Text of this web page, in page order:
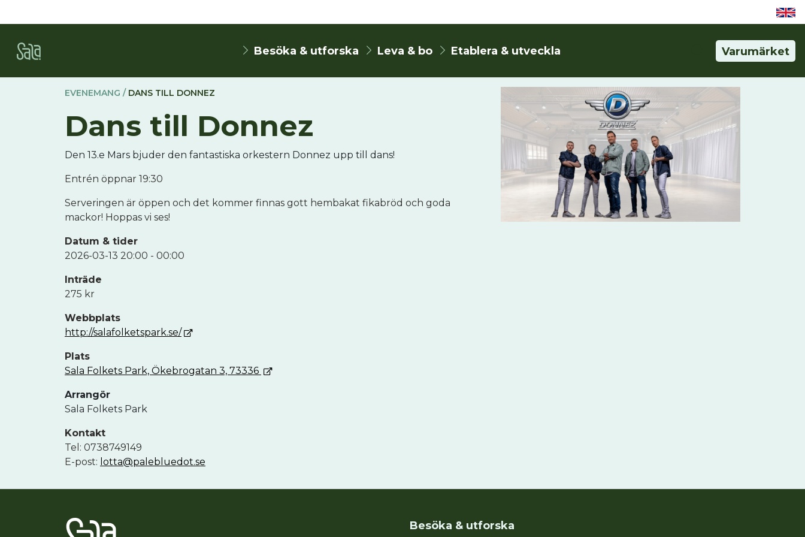
Besöka & utforska Leva & bo Etablera & utveckla Varumärket
EVENEMANG / DANS TILL DONNEZ
Dans till Donnez
Den 13.e Mars bjuder den fantastiska orkestern Donnez upp till dans!
Entrén öppnar 19:30
Serveringen är öppen och det kommer finnas gott hembakat fikabröd och goda
mackor! Hoppas vi ses!
Datum & tider
2026-03-13 20:00 - 00:00
Inträde
275 kr
Webbplats
http://salafolketspark.se/
Plats
Sala Folkets Park, Ökebrogatan 3, 73336
Arrangör
Sala Folkets Park
Kontakt
Tel: 0738749149
E-post: lotta@palebluedot.se
Besöka & utforska